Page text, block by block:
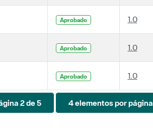
Aprobado 1.0
Aprobado 1.0
Aprobado 1.0
2 de 5 4 elementos por página